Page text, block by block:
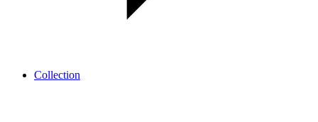
Collection